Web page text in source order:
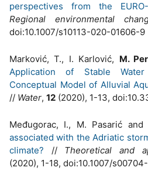
perspectives from the EURO-
Regional environmental
doi:10.1007/s10113-020-01606-9
Marković, T., I. Karlović, M.
Application of Stable
Conceptual Model of Alluvial
// Water, 12 (2020), 1-13,
Međugorac, I., M. Pasarić and
associated with the Adriatic
climate? // Theoretical and
(2020), 1-18, doi:10.1007/